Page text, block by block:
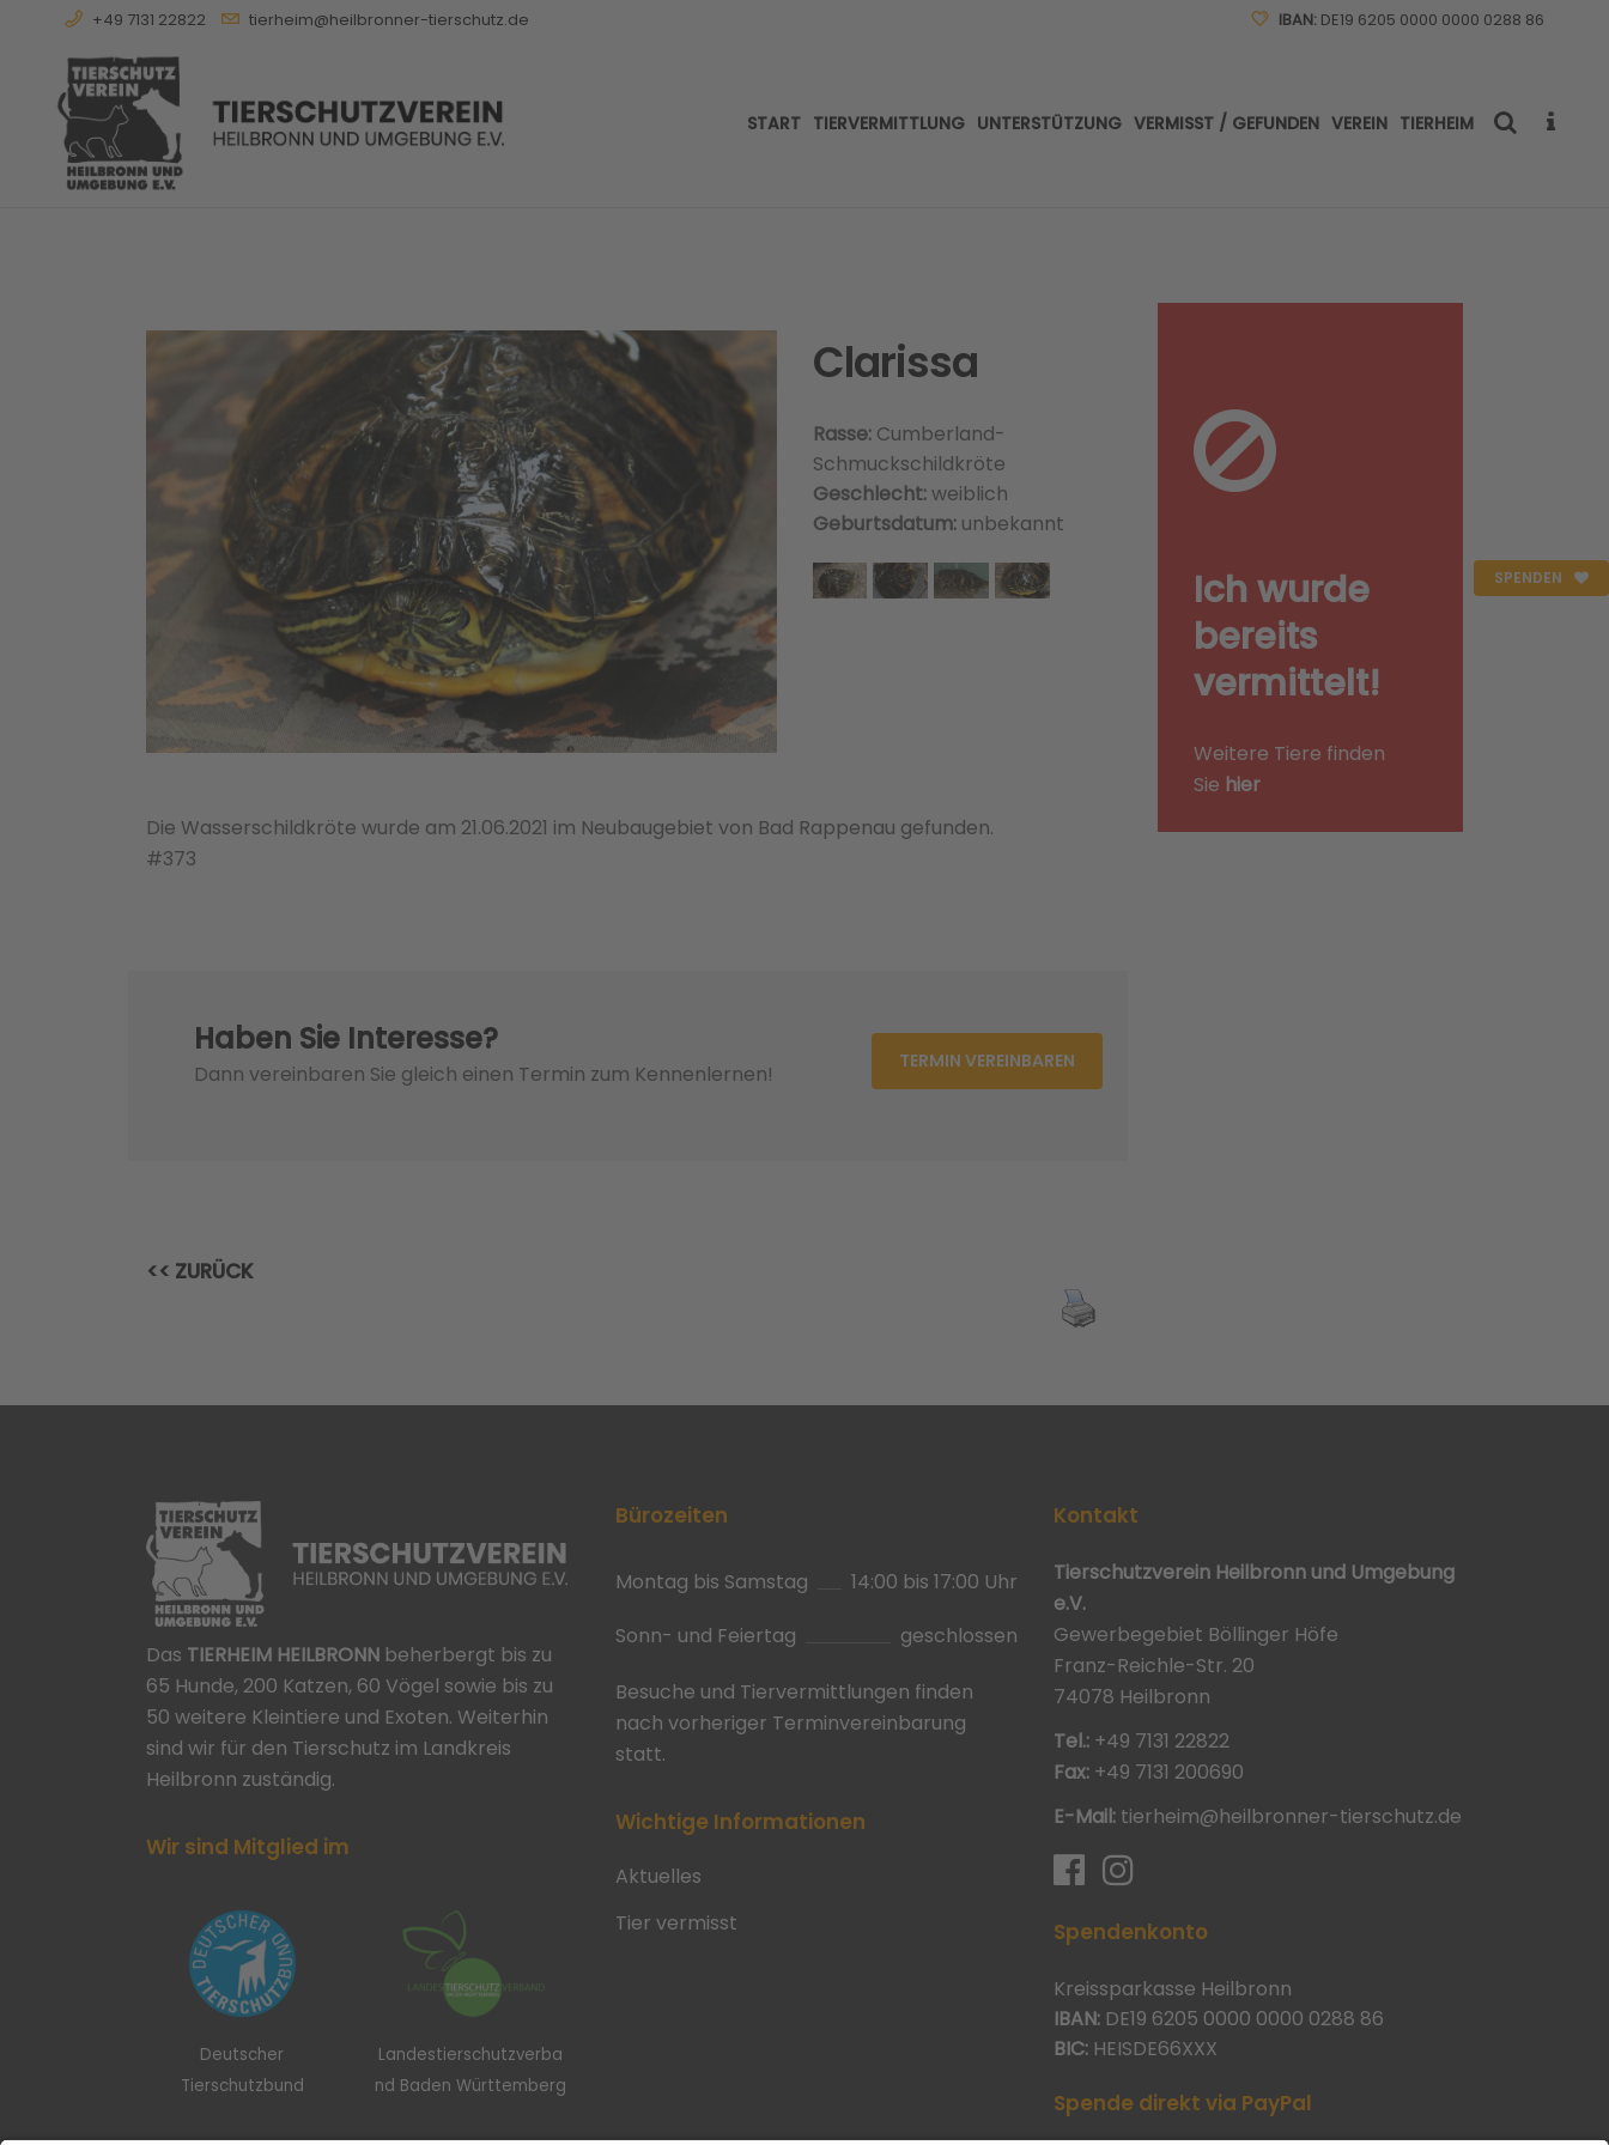
+49 7131 22822 tierheim@heilbronner-tierschutz.de IBAN: DE19 6205 0000 0000 0288 86
START TIERVERMITTLUNG UNTERSTÜTZUNG VERMISST / GEFUNDEN VEREIN TIERHEIM
SPENDEN
Clarissa
Rasse:Cumberland-
Schmuckschildkröte
Geschlecht:weiblich
Geburtsdatum: unbekannt
Die Wasserschildkröte wurde am 21.06.2021 im Neubaugebiet von Bad Rappenau gefunden.
#373
Haben Sie Interesse?
Dann vereinbaren Sie gleich einen Termin zum Kennenlernen! TERMIN VEREINBAREN
<< ZURÜCK
Ich wurde
bereits
vermittelt!
Weitere Tiere finden
Sie hier
Das TIERHEIM HEILBRONN beherbergt bis zu
65 Hunde, 200 Katzen, 60 Vögel sowie bis zu
50 weitere Kleintiere und Exoten. Weiterhin
sind wir für den Tierschutz im Landkreis
Heilbronn zuständig.
Wir sind Mitglied im
Deutscher
Tierschutzbund
Landestierschutzverba
nd Baden Württemberg
Bürozeiten
Montag bis Samstag
14:00 bis 17:00 Uhr
Sonn- und Feiertag
geschlossen
Besuche und Tiervermittlungen finden
nach vorheriger Terminvereinbarung
statt.
Wichtige Informationen
Aktuelles
Tier vermisst
Kontakt
Tierschutzverein Heilbronn und Umgebung
e.V.
Gewerbegebiet Böllinger Höfe
Franz-Reichle-Str. 20
74078 Heilbronn
Tel.: +49 7131 22822
Fax: +49 7131 200690
E-Mail: tierheim@heilbronner-tierschutz.de
Spendenkonto
Kreissparkasse Heilbronn
IBAN: DE19 6205 0000 0000 0288 86
BIC: HEISDE66XXX
Spende direkt via PayPal